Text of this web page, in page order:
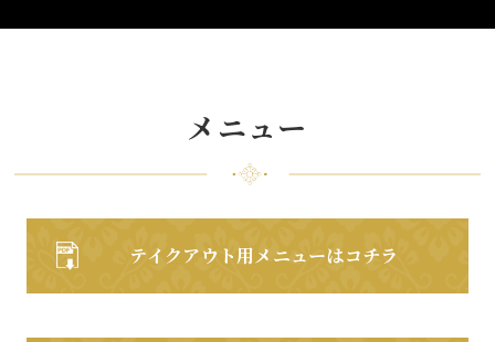
メニュー
テイクアウト用メニューはコチラ